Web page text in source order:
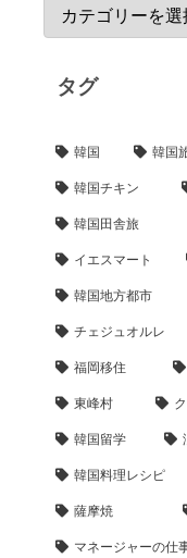
タグ
韓国 韓国
韓国チキン
韓国田舎旅
イエスマート
韓国地方都市
チェジュオルレ
福岡移住
東峰村
韓国留学
韓国料理レシピ
薩摩焼
マネージャーの仕